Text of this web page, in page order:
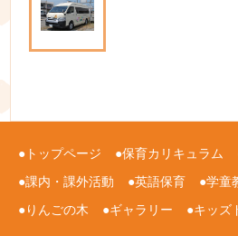
トップページ 保育カリキュラム
課内・課外活動
英語保育 学童
りんごの木
ギャラリー キッズ